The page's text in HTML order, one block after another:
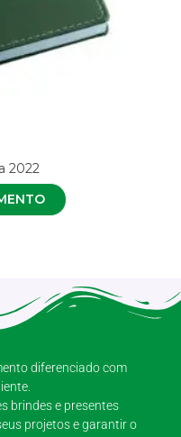
2022
diferenciado com
brindes e presentes
projetos e garantir o